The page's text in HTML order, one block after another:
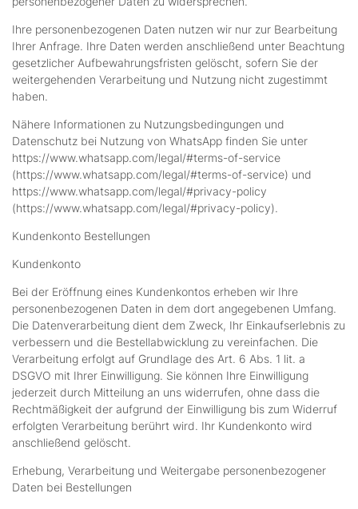
Ihre personenbezogenen Daten nutzen wir nur zur Bearbeitung
Ihrer Anfrage. Ihre Daten werden anschließend unter Beachtung
gesetzlicher Aufbewahrungsfristen gelöscht, sofern Sie der
weitergehenden Verarbeitung und Nutzung nicht zugestimmt
haben.
Nähere Informationen zu Nutzungsbedingungen und
Datenschutz bei Nutzung von WhatsApp finden Sie unter
https://www.whatsapp.com/legal/#terms-of-service
(https://www.whatsapp.com/legal/#terms-of-service) und
https://www.whatsapp.com/legal/#privacy-policy
(https://www.whatsapp.com/legal/#privacy-policy).
Kundenkonto Bestellungen
Kundenkonto
Bei der Eröffnung eines Kundenkontos erheben wir Ihre
personenbezogenen Daten in dem dort angegebenen Umfang.
Die Datenverarbeitung dient dem Zweck, Ihr Einkaufserlebnis zu
verbessern und die Bestellabwicklung zu vereinfachen. Die
Verarbeitung erfolgt auf Grundlage des Art. 6 Abs. 1 lit. a
DSGVO mit Ihrer Einwilligung. Sie können Ihre Einwilligung
jederzeit durch Mitteilung an uns widerrufen, ohne dass die
Rechtmäßigkeit der aufgrund der Einwilligung bis zum Widerruf
erfolgten Verarbeitung berührt wird. Ihr Kundenkonto wird
anschließend gelöscht.
Erhebung, Verarbeitung und Weitergabe personenbezogener
Daten bei Bestellungen